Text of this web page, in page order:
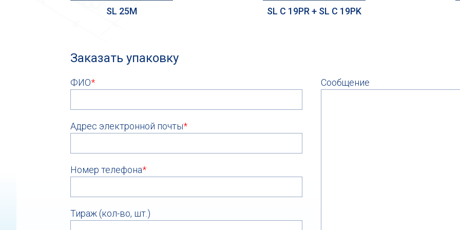
SL 25M SL C 19PR + SL C 19PK
Заказать упаковку
ФИО*
Адрес электронной почты*
Номер телефона*
Тираж (кол-во, шт.)
Сообщение